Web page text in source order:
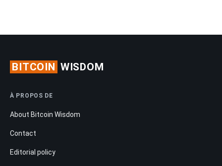
BITCOIN WISDOM
À PROPOS DE
About Bitcoin Wisdom
Contact
Editorial policy